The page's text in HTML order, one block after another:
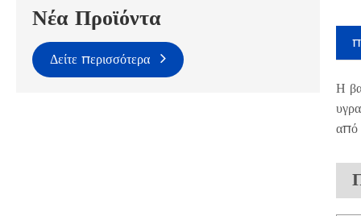
Νέα Προϊόντα
Δείτε περισσότερα
Η
από